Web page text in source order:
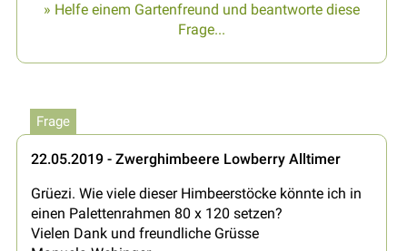
» Helfe einem Gartenfreund und beantworte diese
Frage...
Frage
22.05.2019 - Zwerghimbeere Lowberry Alltimer
Grüezi. Wie viele dieser Himbeerstöcke könnte ich in
einen Palettenrahmen 80 x 120 setzen?
Vielen Dank und freundliche Grüsse